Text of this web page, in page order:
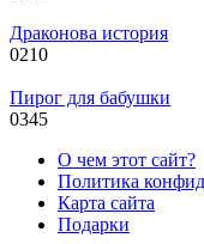
Драконова история
0210
Пирог для бабушки
0345
О чем этот сайт?
Политика
Карта сайта
Подарки